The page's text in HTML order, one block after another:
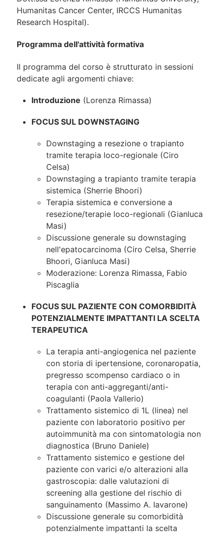
Humanitas Cancer Center, IRCCS Humanitas
Research Hospital).
Programma dell'attività formativa
Il programma del corso è strutturato in sessioni
dedicate agli argomenti chiave:
Introduzione (Lorenza Rimassa)
FOCUS SUL DOWNSTAGING
Downstaging a resezione o trapianto
tramite terapia loco-regionale (Ciro
Celsa)
Downstaging a trapianto tramite terapia
sistemica (Sherrie Bhoori)
Terapia sistemica e conversione a
resezione/terapie loco-regionali (Gianluca
Masi)
Discussione generale su downstaging
nell'epatocarcinoma (Ciro Celsa, Sherrie
Bhoori, Gianluca Masi)
Moderazione: Lorenza Rimassa, Fabio
Piscaglia
FOCUS SUL PAZIENTE CON COMORBIDITÀ
POTENZIALMENTE IMPATTANTI LA SCELTA
TERAPEUTICA
La terapia anti-angiogenica nel paziente
con storia di ipertensione, coronaropatia,
pregresso scompenso cardiaco o in
terapia con anti-aggreganti/anti-
coagulanti (Paola Vallerio)
Trattamento sistemico di 1L (linea) nel
paziente con laboratorio positivo per
autoimmunità ma con sintomatologia non
diagnostica (Bruno Daniele)
Trattamento sistemico e gestione del
paziente con varici e/o alterazioni alla
gastroscopia: dalle valutazioni di
screening alla gestione del rischio di
sanguinamento (Massimo A. Iavarone)
Discussione generale su comorbidità
potenzialmente impattanti la scelta